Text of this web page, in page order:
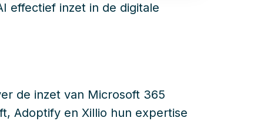
effectief inzet in de digitale
de inzet van Microsoft 365
Adoptify en Xillio hun expertise